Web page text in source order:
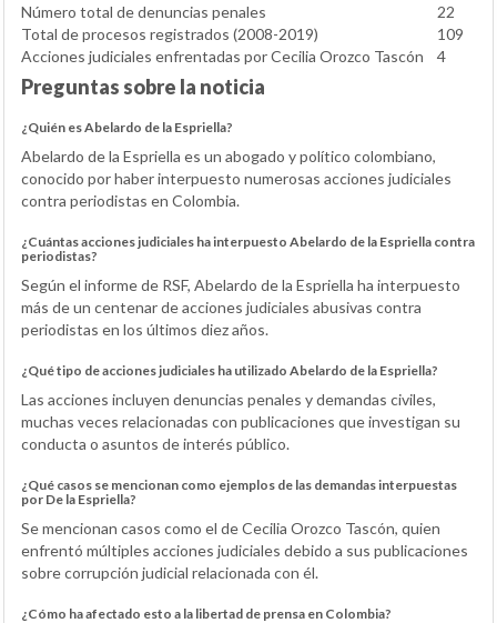
Número total de denuncias penales
22
Total de procesos registrados (2008-2019)
109
Acciones judiciales enfrentadas por Cecilia Orozco Tascón
4
Preguntas sobre la noticia
¿Quién es Abelardo de la Espriella?
Abelardo de la Espriella es un abogado y político colombiano,
conocido por haber interpuesto numerosas acciones judiciales
contra periodistas en Colombia.
¿Cuántas acciones judiciales ha interpuesto Abelardo de la Espriella contra
periodistas?
Según el informe de RSF, Abelardo de la Espriella ha interpuesto
más de un centenar de acciones judiciales abusivas contra
periodistas en los últimos diez años.
¿Qué tipo de acciones judiciales ha utilizado Abelardo de la Espriella?
Las acciones incluyen denuncias penales y demandas civiles,
muchas veces relacionadas con publicaciones que investigan su
conducta o asuntos de interés público.
¿Qué casos se mencionan como ejemplos de las demandas interpuestas
por De la Espriella?
Se mencionan casos como el de Cecilia Orozco Tascón, quien
enfrentó múltiples acciones judiciales debido a sus publicaciones
sobre corrupción judicial relacionada con él.
¿Cómo ha afectado esto a la libertad de prensa en Colombia?